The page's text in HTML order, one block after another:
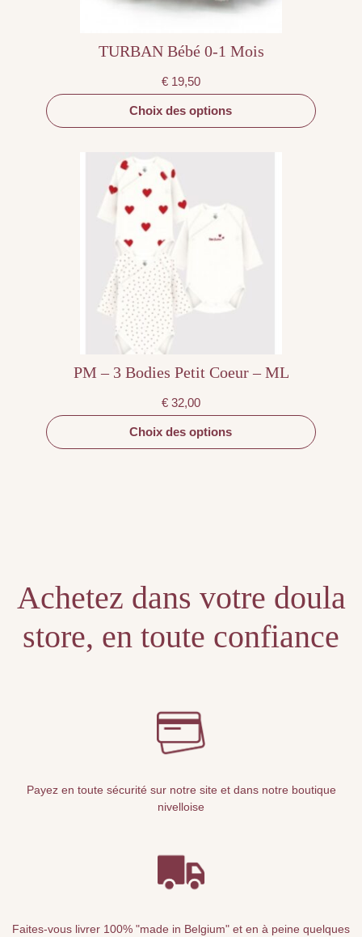
TURBAN Bébé 0-1 Mois
€ 19,50
Choix des options
produit
PM – 3 Bodies Petit Coeur – ML
€ 32,00
Choix des options
variations.
peuvent
sur
la
page
du
Achetez dans votre doula
store, en toute confiance
Payez en toute sécurité sur notre site et dans notre boutique
nivelloise
Faites-vous livrer 100% "made in Belgium" et en à peine quelques